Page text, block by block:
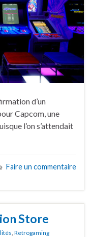
d’un
Capcom, une
l’on s’attendait
Faire un commentaire
Store
Retrogaming